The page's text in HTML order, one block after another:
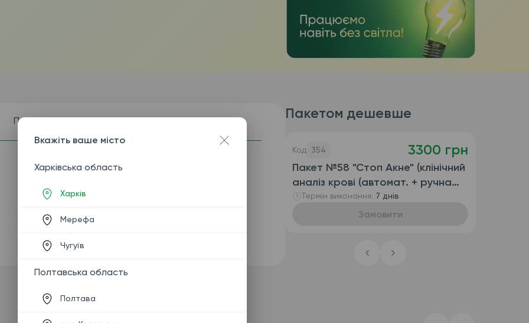
Показання Підготовка Пакетом дешевше
Код 354 3300 грн
Пакет №58 "Стоп Акне" (клінічний
аналіз крові (автомат. + ручна
лейкоформула), глюкоза,
печінкові проби, цинк, кальцій,
вільний,кортизол,пролактин,дослідження
Термін виконання: 7 днів
Замовити
Вкажіть ваше місто
Харківська область
Харків
Мерефа
Чугуїв
Полтавська область
Полтава